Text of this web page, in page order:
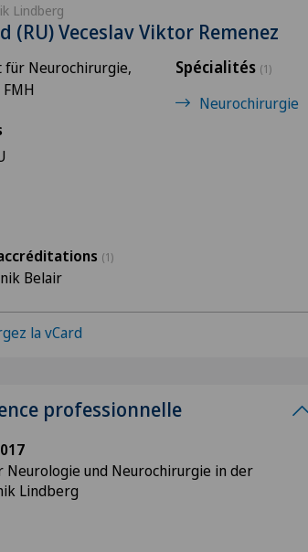
Lindberg
(RU) Veceslav Viktor Remenez
für Neurochirurgie,
Spécialités (1)
Neurochirurgie
(1)
Belair
la vCard
professionnelle
Neurologie und Neurochirurgie in der
Lindberg